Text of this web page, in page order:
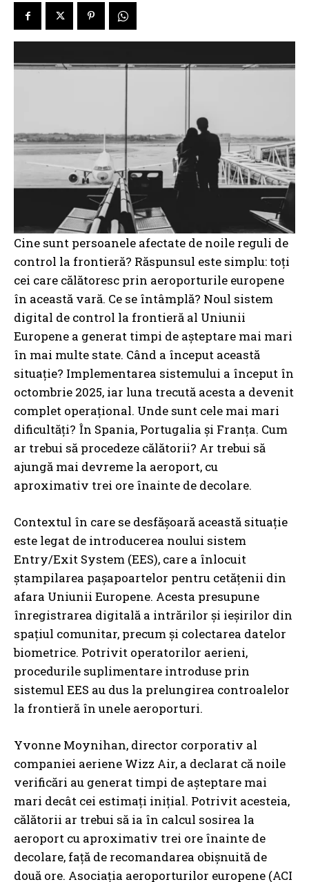
Cine sunt persoanele afectate de noile reguli de
control la frontieră? Răspunsul este simplu: toți
cei care călătoresc prin aeroporturile europene
în această vară. Ce se întâmplă? Noul sistem
digital de control la frontieră al Uniunii
Europene a generat timpi de așteptare mai mari
în mai multe state. Când a început această
situație? Implementarea sistemului a început în
octombrie 2025, iar luna trecută acesta a devenit
complet operațional. Unde sunt cele mai mari
dificultăți? În Spania, Portugalia și Franța. Cum
ar trebui să procedeze călătorii? Ar trebui să
ajungă mai devreme la aeroport, cu
aproximativ trei ore înainte de decolare.
Contextul în care se desfășoară această situație
este legat de introducerea noului sistem
Entry/Exit System (EES), care a înlocuit
ștampilarea pașapoartelor pentru cetățenii din
afara Uniunii Europene. Acesta presupune
înregistrarea digitală a intrărilor și ieșirilor din
spațiul comunitar, precum și colectarea datelor
biometrice. Potrivit operatorilor aerieni,
procedurile suplimentare introduse prin
sistemul EES au dus la prelungirea controalelor
la frontieră în unele aeroporturi.
Yvonne Moynihan, director corporativ al
companiei aeriene Wizz Air, a declarat că noile
verificări au generat timpi de așteptare mai
mari decât cei estimați inițial. Potrivit acesteia,
călătorii ar trebui să ia în calcul sosirea la
aeroport cu aproximativ trei ore înainte de
decolare, față de recomandarea obișnuită de
două ore. Asociația aeroporturilor europene (ACI